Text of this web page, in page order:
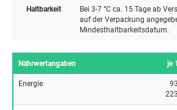
Haltbarkeit
Bei 3-7 °C ca. 15 Tage ab
auf der Verpackung
Mindesthaltbarkeitsdatum.
Nährwertangaben je
Energie